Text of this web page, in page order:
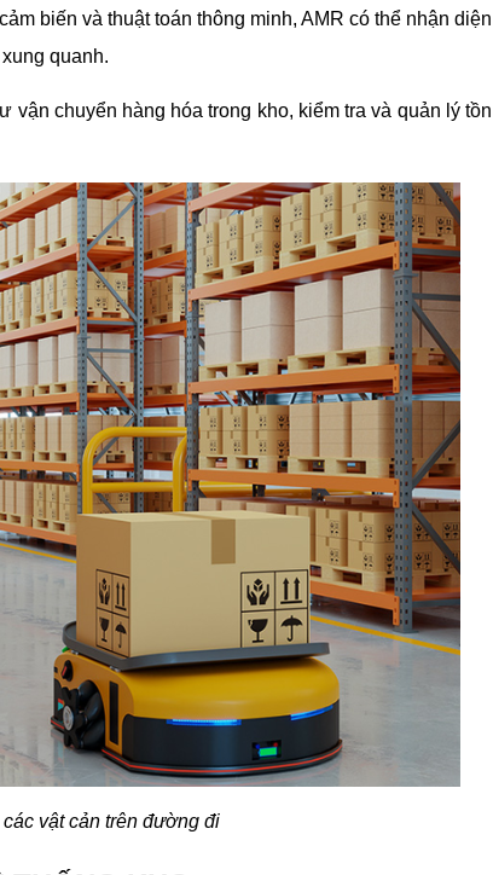
biến và thuật toán thông minh, AMR có thể nhận diện
quanh.
chuyển hàng hóa trong kho, kiểm tra và quản lý tồn
vật cản trên đường đi